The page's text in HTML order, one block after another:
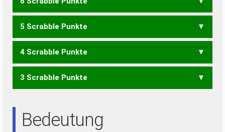
RISSET RISTES STIERS
5 Scrabble Punkte
REIST RESTS RIEST
SIRES SITES STERS STIER TIERS
4 Scrabble Punkte
EISS EIST ESST ISST
RIST RITE SEIT SETS SIES SIRE SIRS SITE STER TIER
3 Scrabble Punkte
Bedeutung